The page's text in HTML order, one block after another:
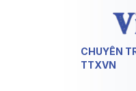
CHUYÊN
TTXVN